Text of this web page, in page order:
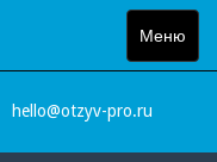
Меню
Toggle
hello@otzyv-pro.ru